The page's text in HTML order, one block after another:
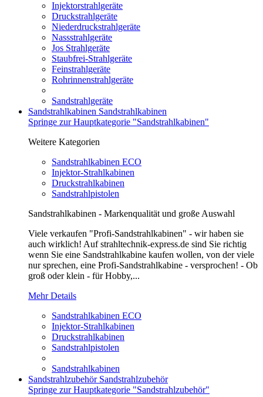
Injektorstrahlgeräte
Druckstrahlgeräte
Niederdruckstrahlgeräte
Nassstrahlgeräte
Jos Strahlgeräte
Staubfrei-Strahlgeräte
Feinstrahlgeräte
Rohrinnenstrahlgeräte
Sandstrahlgeräte
Sandstrahlkabinen Sandstrahlkabinen
Springe zur Hauptkategorie "Sandstrahlkabinen"
Weitere Kategorien
Sandstrahlkabinen ECO
Injektor-Strahlkabinen
Druckstrahlkabinen
Sandstrahlpistolen
Sandstrahlkabinen - Markenqualität und große Auswahl
Viele verkaufen "Profi-Sandstrahlkabinen" - wir haben sie
auch wirklich! Auf strahltechnik-express.de sind Sie richtig
wenn Sie eine Sandstrahlkabine kaufen wollen, von der viele
nur sprechen, eine Profi-Sandstrahlkabine - versprochen! - Ob
groß oder klein - für Hobby,...
Mehr Details
Sandstrahlkabinen ECO
Injektor-Strahlkabinen
Druckstrahlkabinen
Sandstrahlpistolen
Sandstrahlkabinen
Sandstrahlzubehör Sandstrahlzubehör
Springe zur Hauptkategorie "Sandstrahlzubehör"